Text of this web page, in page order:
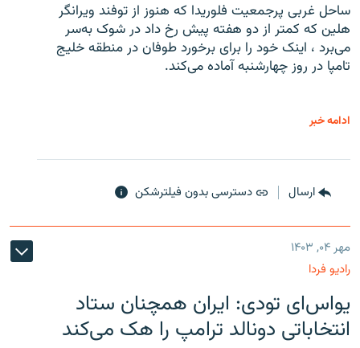
ساحل غربی پرجمعیت فلوریدا که هنوز از توفند ویرانگر
هلین که کمتر از دو هفته پیش رخ داد در شوک به‌سر
می‌برد ، اینک خود را برای برخورد طوفان در منطقه خلیج
تامپا در روز چهارشنبه آماده می‌کند.
ادامه خبر
ارسال دسترسی بدون فیلترشکن
مهر ۰۴, ۱۴۰۳
رادیو فردا
یو‌اس‌ای تودی: ایران همچنان ستاد
انتخاباتی دونالد ترامپ را هک می‌کند